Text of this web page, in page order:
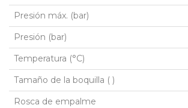
Presión máx. (bar)
Presión (bar)
Temperatura (°C)
Tamaño de la boquilla ( )
Rosca de empalme